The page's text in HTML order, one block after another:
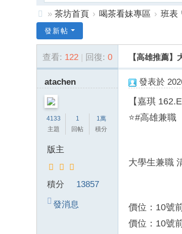
年
老
口
碑
» 茶坊首頁 › 喝茶看妹專區 › 班表
發新帖
查看: 122 | 回復: 0 【高雄推薦
atachen
4133
主題
1
回帖
1萬
積分
版主
積分 13857
發消息
發表於
【嘉琪
⭐#高雄兼職
大學生兼職
價位：10號
價位：10號